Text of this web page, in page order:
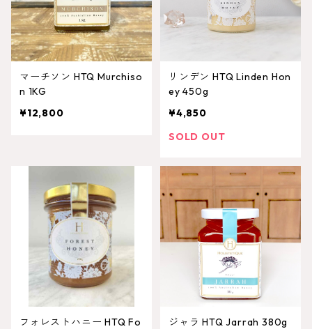
マーチソン HTQ Murchiso
n 1KG
¥12,800
リンデン HTQ Linden Hon
ey 450g
¥4,850
SOLD OUT
フォレストハニー HTQ Fo
ジャラ HTQ Jarrah 380g